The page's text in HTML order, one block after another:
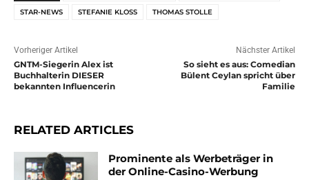
STAR-NEWS STEFANIE KLOSS THOMAS STOLLE
Vorheriger Artikel
GNTM-Siegerin Alex ist
Buchhalterin DIESER
bekannten Influencerin
Nächster Artikel
So sieht es aus: Comedian
Bülent Ceylan spricht über
Familie
RELATED ARTICLES
Prominente als Werbeträger in
der Online-Casino-Werbung